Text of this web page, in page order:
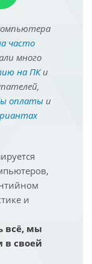
часто
много
на ПКи
оплатыи
и
всё, мы
своей